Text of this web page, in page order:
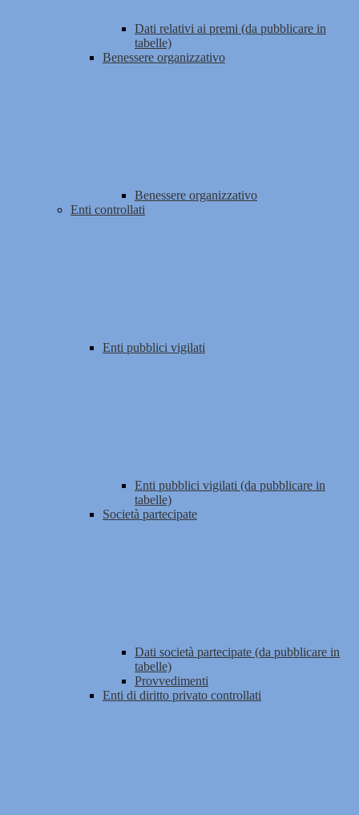
Dati relativi ai premi (da pubblicare in
tabelle)
Benessere organizzativo
Benessere organizzativo
Enti controllati
Enti pubblici vigilati
Enti pubblici vigilati (da pubblicare in
tabelle)
Società partecipate
Dati società partecipate (da pubblicare in
tabelle)
Provvedimenti
Enti di diritto privato controllati